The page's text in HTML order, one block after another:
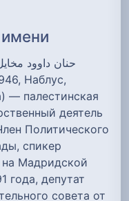
— палестинская
деятель
Политического
спикер
на Мадридской
года, депутат
совета от